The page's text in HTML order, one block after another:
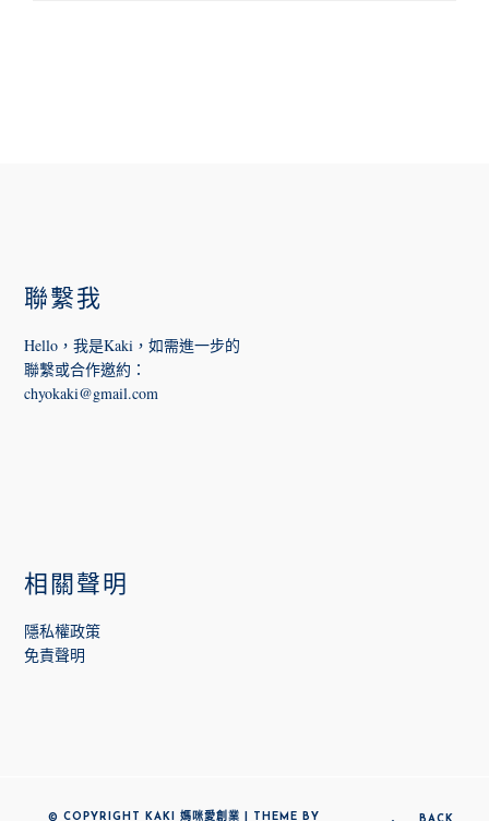
聯繫我
Hello，我是Kaki，如需進一步的
聯繫或合作邀約 ：
chyokaki@gmail.com
相關聲明
隱私權政策
免責聲明
© COPYRIGHT KAKI 媽咪愛創業 | THEME BY